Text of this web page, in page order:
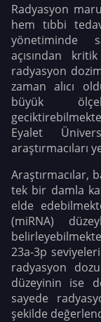
Radyasyon
hem tıbbi
yönetiminde
açısından
radyasyon
zaman alıcı
büyük
Eyalet
araştırmacıları
Araştırmacılar,
tek bir damla
elde
(miRNA)
23a-3p
radyasyon
düzeyinin ise
sayede
şekilde